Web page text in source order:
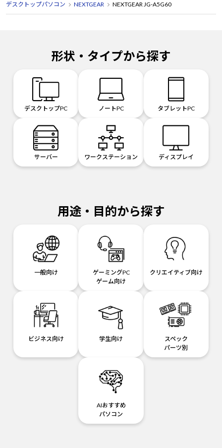
デスクトップパソコン
NEXTGEAR NEXTGEAR JG-A5G60
形状・タイプから探す
デスクトップPC ノートPC タブレットPC
サーバー ワークステーション ディスプレイ
用途・目的から探す
一般向け
ゲーミングPC
ゲーム向け
クリエイティブ向け
ビジネス向け 学生向け
スペック
パーツ別
AIおすすめ
パソコン